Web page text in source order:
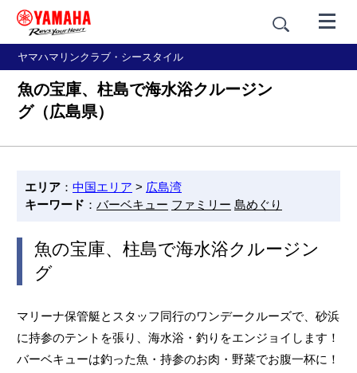
ヤマハマリンクラブ・シースタイル
魚の宝庫、柱島で海水浴クルージン
グ（広島県）
エリア ： 中国エリア > 広島湾
キーワード ： バーベキュー ファミリー 島めぐり
魚の宝庫、柱島で海水浴クルージン
グ
マリーナ保管艇とスタッフ同行のワンデークルーズで、砂浜
に持参のテントを張り、海水浴・釣りをエンジョイします！
バーベキューは釣った魚・持参のお肉・野菜でお腹一杯に！